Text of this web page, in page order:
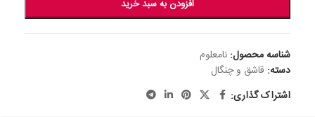
افزودن به سبد خرید
شناسه محصول: نامعلوم
دسته: قاشق و چنگال
اشتراک گذاری: